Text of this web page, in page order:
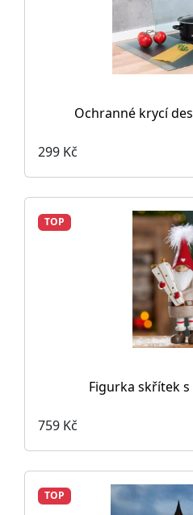
Ochranné krycí
299 Kč
TOP
Figurka skřítek
759 Kč
TOP